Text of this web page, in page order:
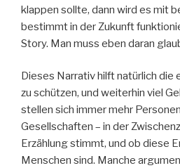
klappen sollte, dann wird es mit
bestimmt in der Zukunft
Story. Man muss eben daran
Dieses Narrativ hilft natürlich die
zu schützen, und weiterhin viel
stellen sich immer mehr
Gesellschaften – in der
Erzählung stimmt, und ob diese
Menschen sind. Manche